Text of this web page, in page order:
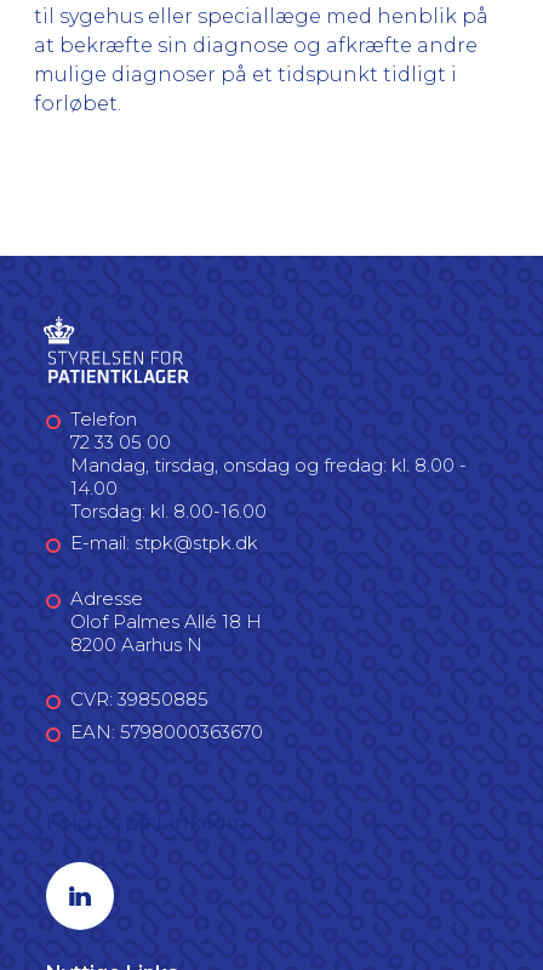
til sygehus eller speciallæge med henblik på
at bekræfte sin diagnose og afkræfte andre
mulige diagnoser på et tidspunkt tidligt i
forløbet.
Telefon
72 33 05 00
Mandag, tirsdag, onsdag og fredag: kl. 8.00 -
14.00
Torsdag: kl. 8.00-16.00
E-mail: stpk@stpk.dk
Adresse
Olof Palmes Allé 18 H
8200 Aarhus N
CVR: 39850885
EAN: 5798000363670
Linkedin profil